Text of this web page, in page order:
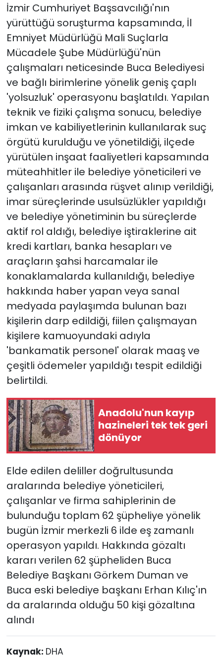
İzmir Cumhuriyet Başsavcılığı'nın
yürüttüğü soruşturma kapsamında, İl
Emniyet Müdürlüğü Mali Suçlarla
Mücadele Şube Müdürlüğü'nün
çalışmaları neticesinde Buca Belediyesi
ve bağlı birimlerine yönelik geniş çaplı
'yolsuzluk' operasyonu başlatıldı. Yapılan
teknik ve fiziki çalışma sonucu, belediye
imkan ve kabiliyetlerinin kullanılarak suç
örgütü kurulduğu ve yönetildiği, ilçede
yürütülen inşaat faaliyetleri kapsamında
müteahhitler ile belediye yöneticileri ve
çalışanları arasında rüşvet alınıp verildiği,
imar süreçlerinde usulsüzlükler yapıldığı
ve belediye yönetiminin bu süreçlerde
aktif rol aldığı, belediye iştiraklerine ait
kredi kartları, banka hesapları ve
araçların şahsi harcamalar ile
konaklamalarda kullanıldığı, belediye
hakkında haber yapan veya sanal
medyada paylaşımda bulunan bazı
kişilerin darp edildiği, fiilen çalışmayan
kişilere kamuoyundaki adıyla
'bankamatik personel' olarak maaş ve
çeşitli ödemeler yapıldığı tespit edildiği
belirtildi.
Anadolu'nun kayıp
hazineleri tek tek geri
dönüyor
Elde edilen deliller doğrultusunda
aralarında belediye yöneticileri,
çalışanlar ve firma sahiplerinin de
bulunduğu toplam 62 şüpheliye yönelik
bugün İzmir merkezli 6 ilde eş zamanlı
operasyon yapıldı. Hakkında gözaltı
kararı verilen 62 şüpheliden Buca
Belediye Başkanı Görkem Duman ve
Buca eski belediye başkanı Erhan Kılıç'ın
da aralarında olduğu 50 kişi gözaltına
alındı
Kaynak: DHA